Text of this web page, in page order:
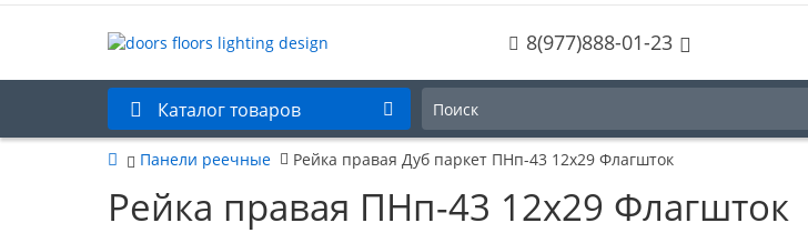
8(977)888-01-23
Каталог товаров
Панели реечные Рейка правая Дуб паркет ПНп-43 12х29 Флагшток
Рейка правая ПНп-43 12х29 Флагшток